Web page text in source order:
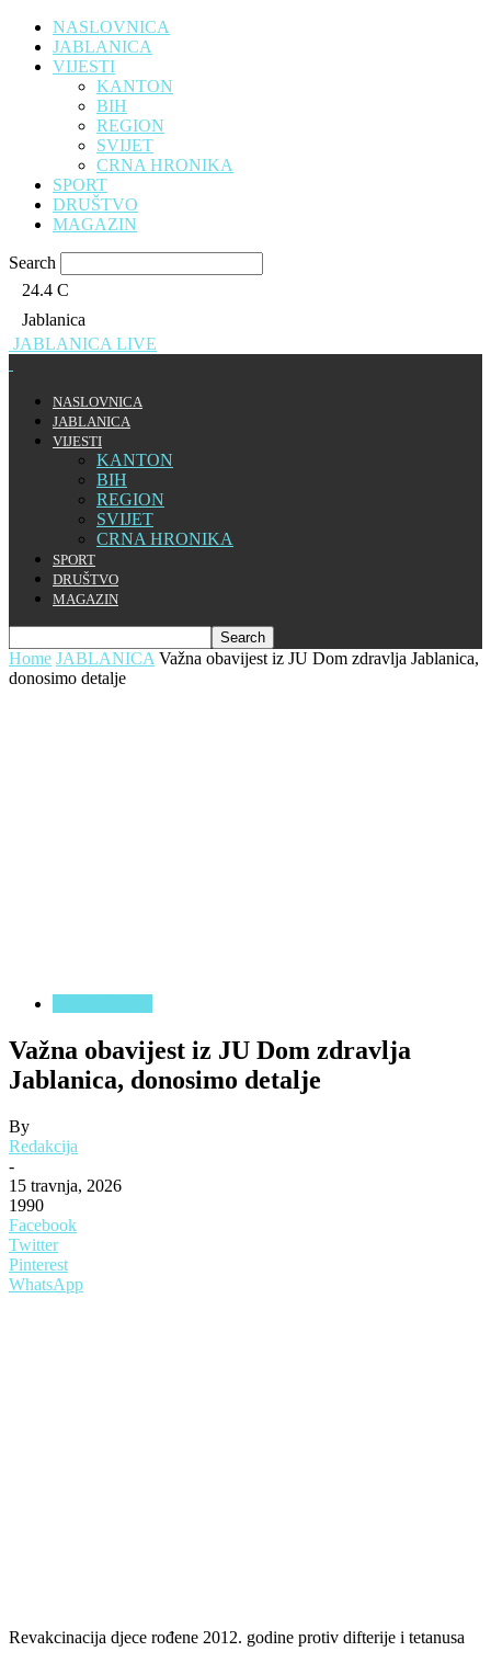
NASLOVNICA
JABLANICA
VIJESTI
KANTON
BIH
REGION
SVIJET
CRNA HRONIKA
SPORT
DRUŠTVO
MAGAZIN
Search
24.4 C
Jablanica
JABLANICA LIVE
NASLOVNICA
JABLANICA
VIJESTI
KANTON
BIH
REGION
SVIJET
CRNA HRONIKA
SPORT
DRUŠTVO
MAGAZIN
Home JABLANICA Važna obavijest iz JU Dom zdravlja Jablanica,
donosimo detalje
Važna obavijest iz JU Dom zdravlja
Jablanica, donosimo detalje
By
Redakcija
-
15 travnja, 2026
1990
Facebook
Twitter
Pinterest
WhatsApp
Revakcinacija djece rođene 2012. godine protiv difterije i tetanusa